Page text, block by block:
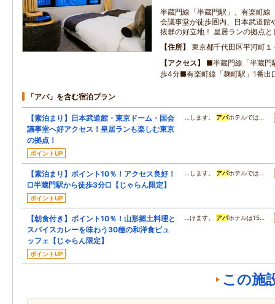
半蔵門線「半蔵門駅」、有楽町線
会議事堂が徒歩圏内、日本武道館
抜群の好立地！ 皇居ランの拠点と
住所
東京都千代田区平河町１
アクセス
■半蔵門線「半蔵門
歩4分■有楽町線「麹町駅」1番出
「アパ」を含む宿泊プラン
【素泊まり】日本武道館・東京ドーム・国会
議事堂へ好アクセス！皇居ランも楽しむ東京
の拠点！
ポイントUP
…します。 アパホテルでは…
【素泊まり】ポイント10％！アクセス良好！
□半蔵門駅から徒歩3分□【じゃらん限定】
ポイントUP
…します。 アパホテルでは…
【朝食付き】ポイント10％！山形郷土料理と
スパイスカレーを味わう30種の和洋食ビュ
ッフェ【じゃらん限定】
ポイントUP
…けます。 アパホテルは15…
この施